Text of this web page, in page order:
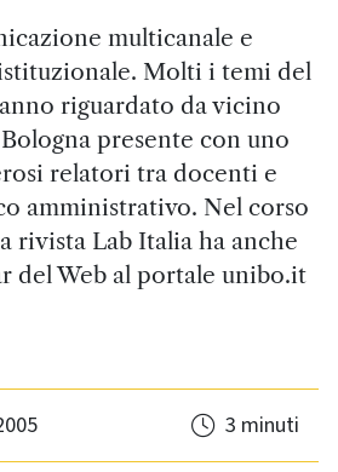
multicanale e
Molti i temi del
riguardato da vicino
presente con uno
relatori tra docenti e
amministrativo. Nel corso
rivista Lab Italia ha anche
del Web al portale unibo.it
3 minuti